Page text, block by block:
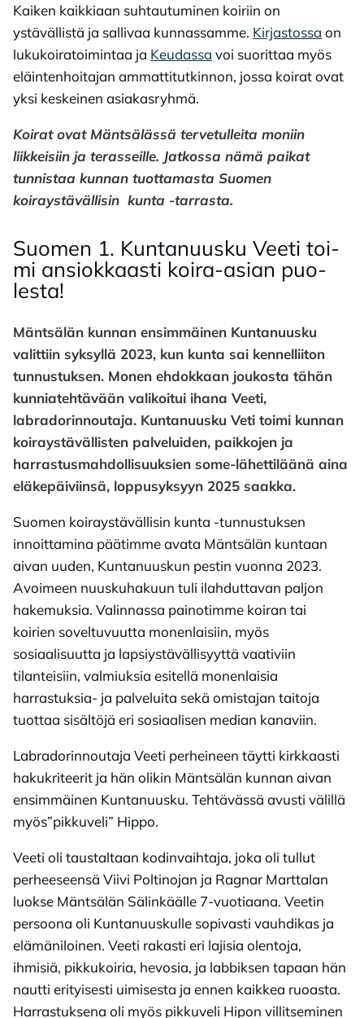
Kaiken kaikkiaan suhtautuminen koiriin on
ystävällistä ja sallivaa kunnassamme. Kirjastossa on
lukukoiratoimintaa ja Keudassa voi suorittaa myös
eläintenhoitajan ammattitutkinnon, jossa koirat ovat
yksi keskeinen asiakasryhmä.
Koirat ovat Mäntsälässä tervetulleita moniin
liikkeisiin ja terasseille. Jatkossa nämä paikat
tunnistaa kunnan tuottamasta Suomen
koiraystävällisin kunta -tarrasta.
Suo­men 1. Kun­ta­nuus­ku Vee­ti toi­
mi an­siok­kaas­ti koi­ra-asian puo­
les­ta!
Mäntsälän kunnan ensimmäinen Kuntanuusku
valittiin syksyllä 2023, kun kunta sai kennelliiton
tunnustuksen. Monen ehdokkaan joukosta tähän
kunniatehtävään valikoitui ihana Veeti,
labradorinnoutaja. Kuntanuusku Veti toimi kunnan
koiraystävällisten palveluiden, paikkojen ja
harrastusmahdollisuuksien some-lähettiläänä aina
eläkepäiviinsä, loppusyksyyn 2025 saakka.
Suomen koiraystävällisin kunta -tunnustuksen
innoittamina päätimme avata Mäntsälän kuntaan
aivan uuden, Kuntanuuskun pestin vuonna 2023.
Avoimeen nuuskuhakuun tuli ilahduttavan paljon
hakemuksia. Valinnassa painotimme koiran tai
koirien soveltuvuutta monenlaisiin, myös
sosiaalisuutta ja lapsiystävällisyyttä vaativiin
tilanteisiin, valmiuksia esitellä monenlaisia
harrastuksia- ja palveluita sekä omistajan taitoja
tuottaa sisältöjä eri sosiaalisen median kanaviin.
Labradorinnoutaja Veeti perheineen täytti kirkkaasti
hakukriteerit ja hän olikin Mäntsälän kunnan aivan
ensimmäinen Kuntanuusku. Tehtävässä avusti välillä
myös”pikkuveli” Hippo.
Veeti oli taustaltaan kodinvaihtaja, joka oli tullut
perheeseensä Viivi Poltinojan ja Ragnar Marttalan
luokse Mäntsälän Sälinkäälle 7-vuotiaana. Veetin
persoona oli Kuntanuuskulle sopivasti vauhdikas ja
elämäniloinen. Veeti rakasti eri lajisia olentoja,
ihmisiä, pikkukoiria, hevosia, ja labbiksen tapaan hän
nautti erityisesti uimisesta ja ennen kaikkea ruoasta.
Harrastuksena oli myös pikkuveli Hipon villitseminen